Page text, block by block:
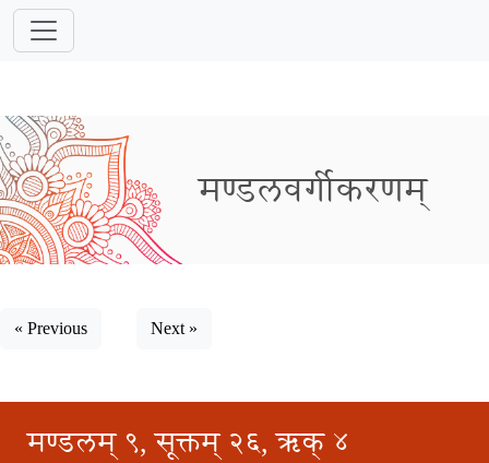
मण्डलवर्गीकरणम्
« Previous Next »
मण्डलम् ९, सूक्तम् २६, ऋक् ४